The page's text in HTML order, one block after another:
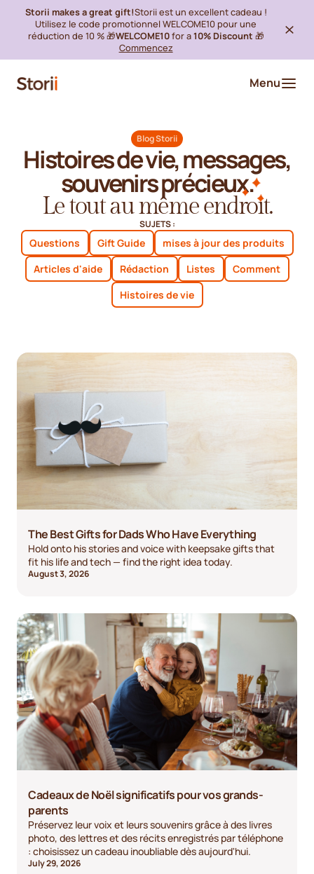
Storii makes a great gift!Storii est un excellent cadeau !
Utilisez le code promotionnel WELCOME10 pour une
réduction de 10 % 🎁WELCOME10for a10% Discount 🎁
Commencez
Menu
Blog Storii
Histoires de vie, messages,
souvenirs précieux.
Le tout au même endroit.
SUJETS :
Questions Gift Guide
mises à jour des produits
Articles d'aide
Rédaction Listes
Comment
Histoires de vie
The Best Gifts for Dads Who Have Everything
Hold onto his stories and voice with keepsake gifts that
fit his life and tech — find the right idea today.
August 3, 2026
Cadeaux de Noël significatifs pour vos grands-
parents
Préservez leur voix et leurs souvenirs grâce à des livres
photo, des lettres et des récits enregistrés par téléphone
: choisissez un cadeau inoubliable dès aujourd'hui.
July 29, 2026